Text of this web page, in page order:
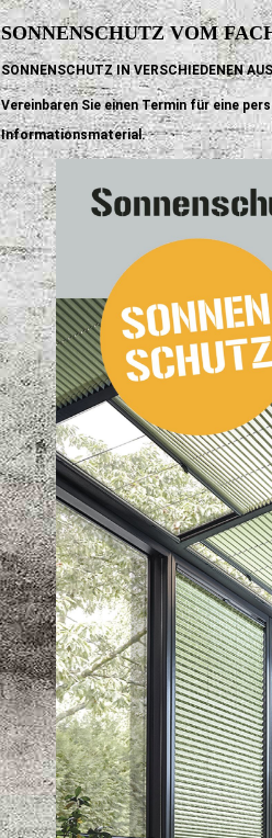
SONNENSCHUTZ VOM
SONNENSCHUTZIN VERSCHIEDENEN
Vereinbaren Sie einen Termin für eine
Informationsmaterial.